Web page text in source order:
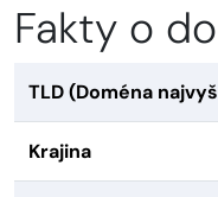
Fakty o
TLD (Doména
Krajina